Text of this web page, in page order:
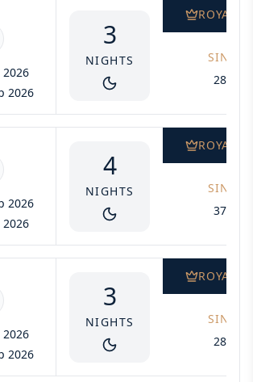
2026
2026
3
NIGHTS
ROYAL
SINGLE
2805$
2026
2026
4
NIGHTS
ROYAL
SINGLE
3740$
2026
2026
3
NIGHTS
ROYAL
SINGLE
2805$